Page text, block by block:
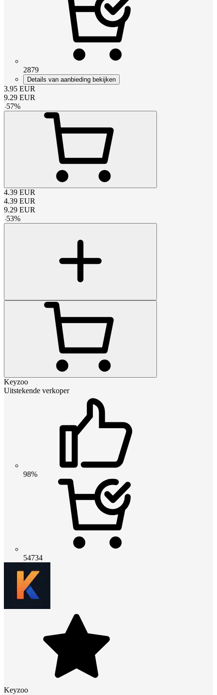
2879
Details van aanbieding bekijken
3.95 EUR
9.29 EUR
-57%
4.39 EUR
4.39 EUR
9.29 EUR
-53%
Keyzoo
Uitstekende verkoper
98%
54734
Keyzoo